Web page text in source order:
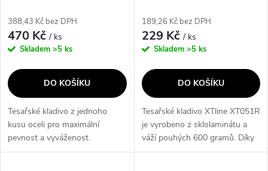
o
d
u
k
t
o
d
u
k
t
388,43 Kč bez DPH
470 Kč/ ks
Skladem >5 ks
DO KOŠÍKU
Tesařské kladivo z jednoho
kusu oceli pro maximální
pevnost a vyváženost.
Ergonomická rukojeť pro menší
189,26 Kč bez DPH
229 Kč/ ks
Skladem >5 ks
DO KOŠÍKU
Tesařské kladivo XTline XT051R
je vyrobeno z sklolaminátu a
váží pouhých 600 gramů. Díky
magnetu na hlavě a trhacím